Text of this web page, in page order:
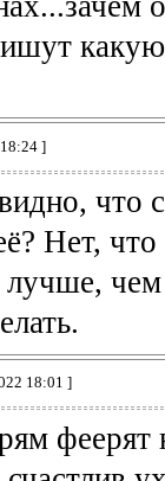
]
что
Нет,
чем
18:01 ]
феерят